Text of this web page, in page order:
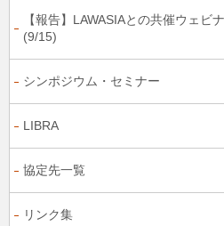
【報告】LAWASIAとの共催ウェビ
(9/15)
シンポジウム・セミナー
LIBRA
協定先一覧
リンク集